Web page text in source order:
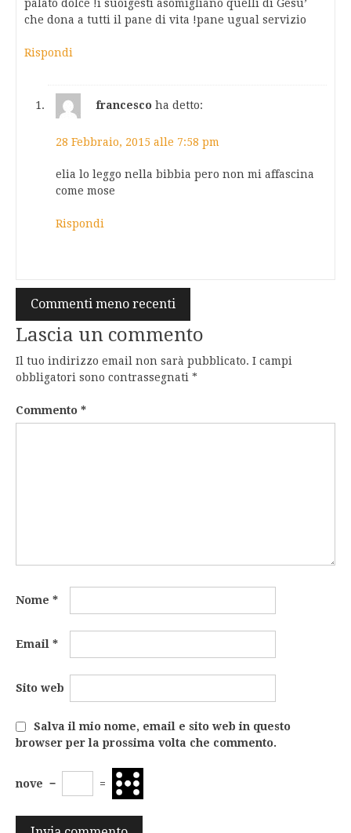
palato dolce !i suoigesti asomigliano quelli di Gesu’
che dona a tutti il pane di vita !pane ugual servizio
Rispondi
francesco ha detto:
28 Febbraio, 2015 alle 7:58 pm
elia lo leggo nella bibbia pero non mi affascina
come mose
Rispondi
Navigazione
commenti
Commenti meno recenti
Lascia un commento
Il tuo indirizzo email non sarà pubblicato. I campi
obbligatori sono contrassegnati *
Commento *
Nome *
Email *
Sito web
Salva il mio nome, email e sito web in questo
browser per la prossima volta che commento.
nove − =